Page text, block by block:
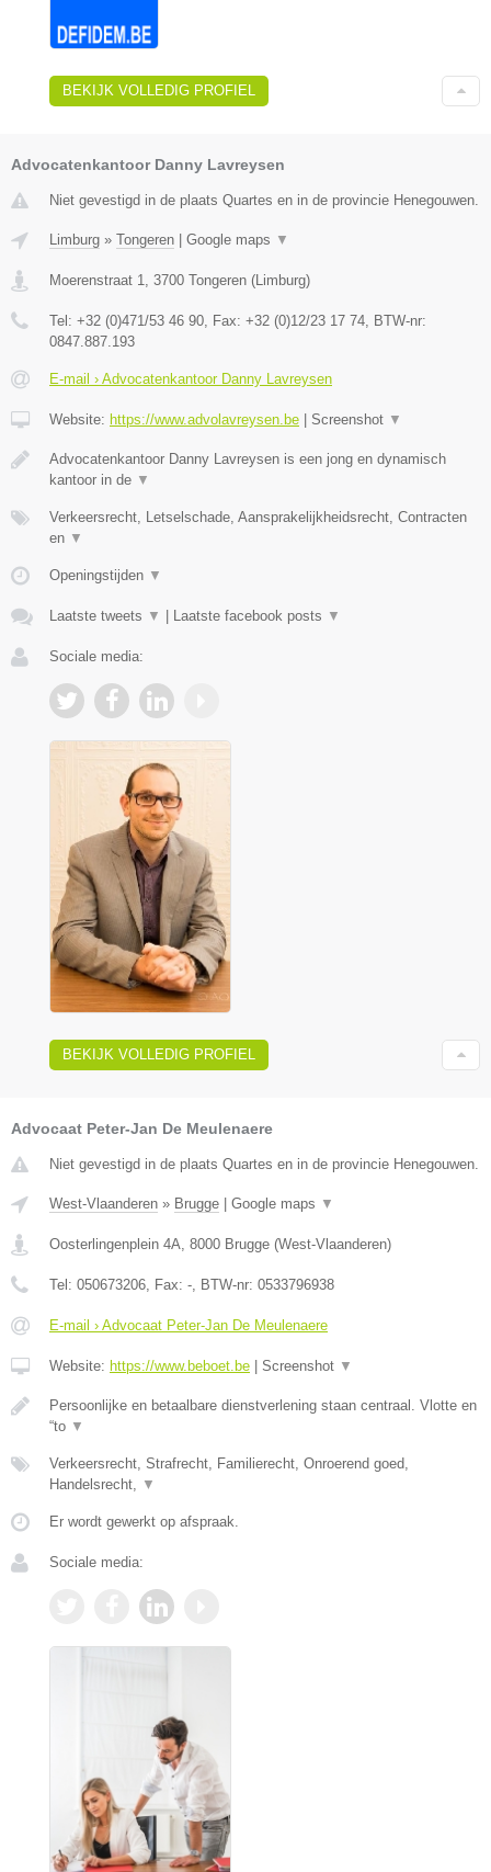
BEKIJK VOLLEDIG PROFIEL
Advocatenkantoor Danny Lavreysen
Niet gevestigd in de plaats Quartes en in de provincie Henegouwen.
Limburg » Tongeren Google maps ▼
Moerenstraat 1, 3700 Tongeren (Limburg)
Tel: +32 (0)471/53 46 90, Fax: +32 (0)12/23 17 74, BTW-nr:
0847.887.193
E-mail › Advocatenkantoor Danny Lavreysen
Website: https://www.advolavreysen.be Screenshot ▼
Advocatenkantoor Danny Lavreysen is een jong en dynamisch
kantoor in de ▼
Verkeersrecht, Letselschade, Aansprakelijkheidsrecht, Contracten
en ▼
Openingstijden ▼
Laatste tweets ▼ Laatste facebook posts ▼
Sociale media:
BEKIJK VOLLEDIG PROFIEL
Advocaat Peter-Jan De Meulenaere
Niet gevestigd in de plaats Quartes en in de provincie Henegouwen.
West-Vlaanderen » Brugge Google maps ▼
Oosterlingenplein 4A 8000 Brugge (West-Vlaanderen)
Tel: 050673206 , Fax: - , BTW-nr: 0533796938
E-mail › Advocaat Peter-Jan De Meulenaere
Website: https://www.beboet.be Screenshot ▼
Persoonlijke en betaalbare dienstverlening staan centraal. Vlotte en
“to ▼
Verkeersrecht, Strafrecht, Familierecht, Onroerend goed,
Handelsrecht,
▼
Er wordt gewerkt op afspraak.
Sociale media: